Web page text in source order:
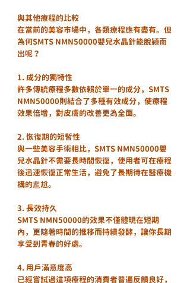
與其他療程的比較
在當前的美容市場中，各類療程應有盡有。但
為何SMTS NMN50000嬰兒水晶針能脫穎而
出呢？
1. 成分的獨特性
許多傳統療程多數依賴於單一的成分，SMTS
NMN50000則結合了多種有效成分，使療程
效果倍增，對皮膚的改善更為全面。
2. 恢復期的短暫性
與一些美容手術相比，SMTS NMN50000嬰
兒水晶針不需要長時間恢復，使用者可在療程
後迅速恢復正常生活，避免了長期待在醫療機
構的尷尬。
3. 長效持久
SMTS NMN50000的效果不僅體現在短期
內，更隨著時間的推移而持續發酵，讓你長期
享受到青春的好處。
4. 用戶滿意度高
已經嘗試過這項療程的消費者普遍反饋良好，